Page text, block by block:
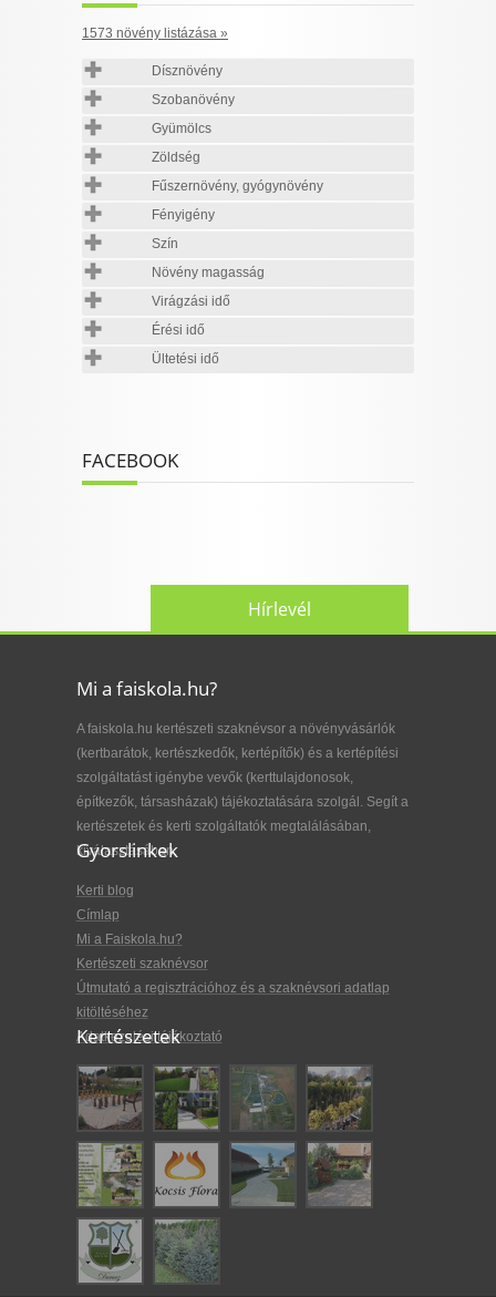
1573 növény listázása »
Dísznövény
Szobanövény
Gyümölcs
Zöldség
Fűszernövény, gyógynövény
Fényigény
Szín
Növény magasság
Virágzási idő
Érési idő
Ültetési idő
FACEBOOK
Hírlevél
Mi a faiskola.hu?
A faiskola.hu kertészeti szaknévsor a növényvásárlók
(kertbarátok, kertészkedők, kertépítők) és a kertépítési
szolgáltatást igénybe vevők (kerttulajdonosok,
építkezők, társasházak) tájékoztatására szolgál. Segít a
kertészetek és kerti szolgáltatók megtalálásában,
kiválasztásában.
Gyorslinkek
Kerti blog
Címlap
Mi a Faiskola.hu?
Kertészeti szaknévsor
Útmutató a regisztrációhoz és a szaknévsori adatlap
kitöltéséhez
Adatkezelési tájékoztató
Kertészetek